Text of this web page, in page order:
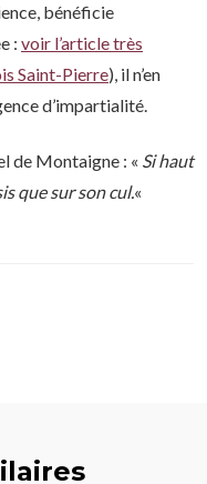
bénéficie
: voir l’article très
Saint-Pierre), il n’en
d’impartialité.
de Montaigne : « Si haut
que sur son cul.«